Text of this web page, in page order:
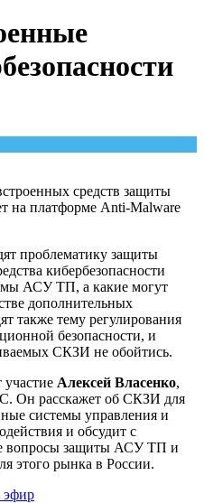
средств защиты
платформе Anti-Malware
проблематику защиты
кибербезопасности
АСУ ТП, а какие могут
дополнительных
также тему регулирования
безопасности, и
СКЗИ не обойтись.
Алексей Власенко,
Он расскажет об СКЗИ для
системы управления и
и обсудит с
вопросы защиты АСУ ТП и
этого рынка в России.
эфир